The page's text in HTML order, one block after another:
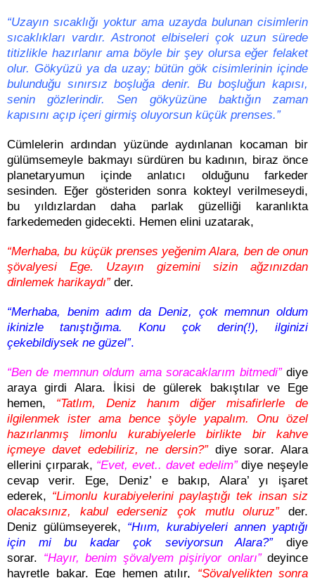
“Uzayın sıcaklığı yoktur ama uzayda bulunan cisimlerin
sıcaklıkları vardır. Astronot elbiseleri çok uzun sürede
titizlikle hazırlanır ama böyle bir şey olursa eğer felaket
olur. Gökyüzü ya da uzay; bütün gök cisimlerinin içinde
bulunduğu sınırsız boşluğa denir. Bu boşluğun kapısı,
senin gözlerindir. Sen gökyüzüne baktığın zaman
kapısını açıp içeri girmiş oluyorsun küçük prenses.”
Cümlelerin ardından yüzünde aydınlanan kocaman bir
gülümsemeyle bakmayı sürdüren bu kadının, biraz önce
planetaryumun içinde anlatıcı olduğunu farkeder
sesinden. Eğer gösteriden sonra kokteyl verilmeseydi,
bu yıldızlardan daha parlak güzelliği karanlıkta
farkedemeden gidecekti. Hemen elini uzatarak,
“Merhaba, bu küçük prenses yeğenim Alara, ben de onun
şövalyesi Ege. Uzayın gizemini sizin ağzınızdan
dinlemek harikaydı” der.
“Merhaba, benim adım da Deniz, çok memnun oldum
ikinizle tanıştığıma. Konu çok derin(!), ilginizi
çekebildiysek ne güzel”.
“Ben de memnun oldum ama soracaklarım bitmedi”diye
araya girdi Alara. İkisi de gülerek bakıştılar ve Ege
hemen, “Tatlım, Deniz hanım diğer misafirlerle de
ilgilenmek ister ama bence şöyle yapalım. Onu özel
hazırlanmış limonlu kurabiyelerle birlikte bir kahve
içmeye davet edebiliriz, ne dersin?”diye sorar. Alara
ellerini çırparak, “Evet, evet.. davet edelim”diye neşeyle
cevap verir. Ege, Deniz’ e bakıp, Alara’ yı işaret
ederek, “Limonlu kurabiyelerini paylaştığı tek insan siz
olacaksınız, kabul ederseniz çok mutlu oluruz”
der.
Deniz gülümseyerek, “Hıım, kurabiyeleri annen yaptığı
için mi bu kadar çok seviyorsun Alara?”diye
sorar. “Hayır, benim şövalyem pişiriyor onları”deyince
hayretle bakar. Ege hemen atılır, “Şövalyelikten sonra